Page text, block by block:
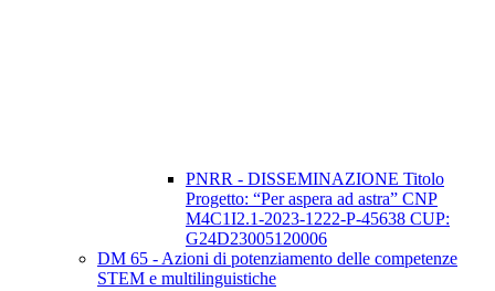
PNRR - DISSEMINAZIONE Titolo
Progetto: “Per aspera ad astra” CNP
M4C1I2.1-2023-1222-P-45638 CUP:
G24D23005120006
DM 65 - Azioni di potenziamento delle competenze
STEM e multilinguistiche